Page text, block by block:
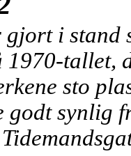
gjort i stand
1970-tallet,
sto
synlig